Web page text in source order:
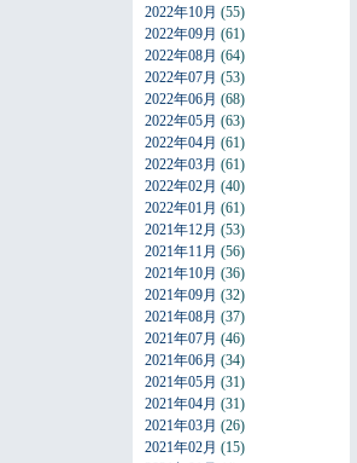
2022年10月 (55)
2022年09月 (61)
2022年08月 (64)
2022年07月 (53)
2022年06月 (68)
2022年05月 (63)
2022年04月 (61)
2022年03月 (61)
2022年02月 (40)
2022年01月 (61)
2021年12月 (53)
2021年11月 (56)
2021年10月 (36)
2021年09月 (32)
2021年08月 (37)
2021年07月 (46)
2021年06月 (34)
2021年05月 (31)
2021年04月 (31)
2021年03月 (26)
2021年02月 (15)